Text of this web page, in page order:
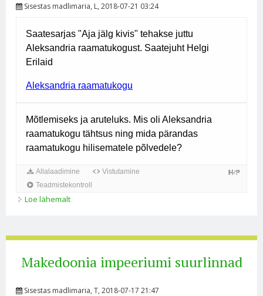
Sisestas madlimaria, L, 2018-07-21 03:24
Loe lähemalt
Makedoonia impeeriumi suurlinnad
Sisestas madlimaria, T, 2018-07-17 21:47